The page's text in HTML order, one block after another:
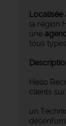
la région
une
tous
Hello
clients
un